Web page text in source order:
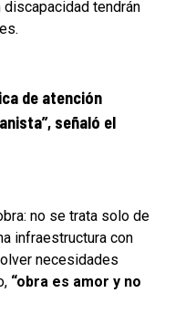
tendrán
de atención
señaló el
no se trata solo de
infraestructura con
necesidades
“obra es amor y no